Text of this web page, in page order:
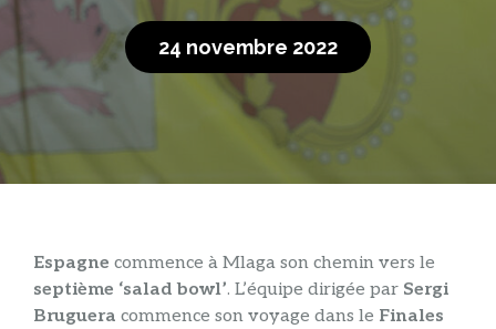
24 novembre 2022
Espagne commence à Mlaga son chemin vers le
septième ‘salad bowl’. L’équipe dirigée par Sergi
Bruguera commence son voyage dans le Finales